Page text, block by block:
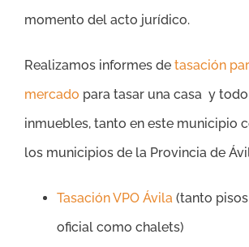
momento del acto jurídico.
Realizamos informes de tasación
mercado para tasar una casa y
inmuebles, tanto en este municipio
los municipios de la Provincia de
Tasación VPO Ávila (tanto
oficial como chalets)